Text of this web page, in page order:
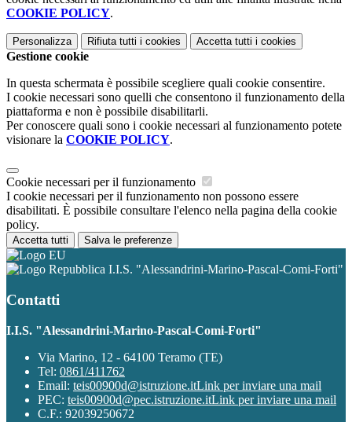
COOKIE POLICY.
Personalizza Rifiuta tutti i cookies Accetta tutti i cookies
Gestione cookie
In questa schermata è possibile scegliere quali cookie consentire.
I cookie necessari sono quelli che consentono il funzionamento della
piattaforma e non è possibile disabilitarli.
Per conoscere quali sono i cookie necessari al funzionamento potete
visionare la COOKIE POLICY.
Cookie necessari per il funzionamento
I cookie necessari per il funzionamento non possono essere
disabilitati. È possibile consultare l'elenco nella pagina della cookie
policy.
Accetta tutti Salva le preferenze
I.I.S. "Alessandrini-Marino-Pascal-Comi-Forti"
Contatti
I.I.S. "Alessandrini-Marino-Pascal-Comi-Forti"
Via Marino, 12 - 64100 Teramo (TE)
Tel: 0861/411762
Email: teis00900d@istruzione.itLink per inviare una mail
PEC: teis00900d@pec.istruzione.itLink per inviare una mail
C.F.: 92039250672